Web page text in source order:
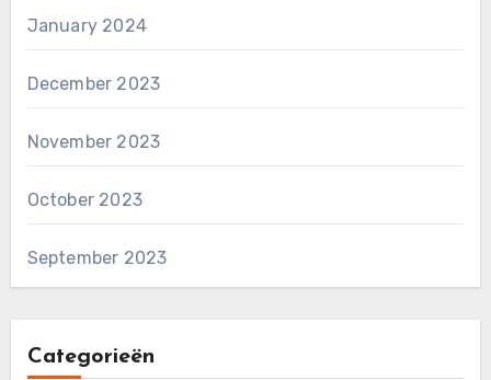
January 2024
December 2023
November 2023
October 2023
September 2023
Categorieën